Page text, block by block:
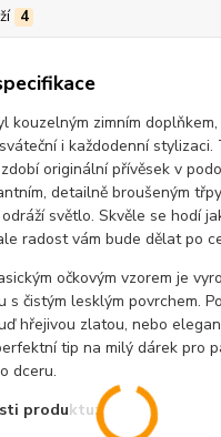
4
kouzelným zimním
i každodenní stylizaci.
originální přívěsek v
detailně broušeným
světlo. Skvěle se hodí
radost vám bude dělat po
očkovým vzorem je
s čistým lesklým povrchem.
hřejivou zlatou, nebo
tip na milý dárek pro
dceru.
produktu: